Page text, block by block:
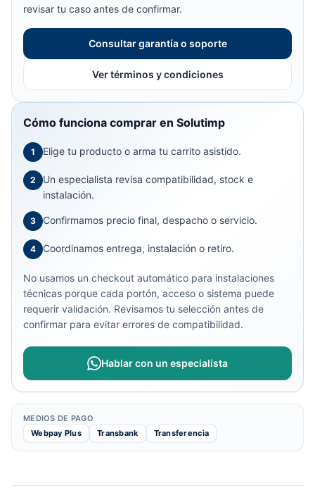
revisar tu caso antes de confirmar.
Consultar garantía o soporte
Ver términos y condiciones
Cómo funciona comprar en Solutimp
1 Elige tu producto o arma tu carrito asistido.
2
Un especialista revisa compatibilidad, stock e
instalación.
3 Confirmamos precio final, despacho o servicio.
4 Coordinamos entrega, instalación o retiro.
No usamos un checkout automático para instalaciones
técnicas porque cada portón, acceso o sistema puede
requerir validación. Revisamos tu selección antes de
confirmar para evitar errores de compatibilidad.
Hablar con un especialista
MEDIOS DE PAGO
Webpay Plus
Transbank Transferencia